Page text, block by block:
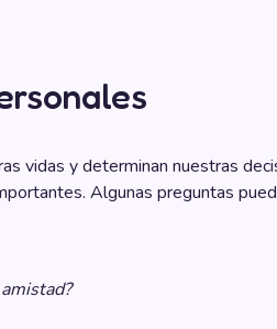
vidas y determinan nuestras
Algunas preguntas